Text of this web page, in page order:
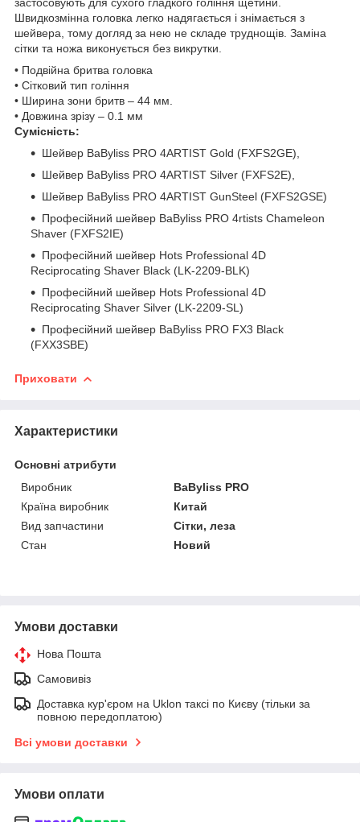
Швидкозмінна головка легко надягається і знімається з
шейвера, тому догляд за нею не складе труднощів. Заміна
сітки та ножа виконується без викрутки.
• Подвійна бритва головка
• Сітковий тип гоління
• Ширина зони бритв – 44 мм.
• Довжина зрізу – 0.1 мм
Сумісність:
Шейвер BaByliss PRO 4ARTIST Gold (FXFS2GE),
Шейвер BaByliss PRO 4ARTIST Silver (FXFS2E),
Шейвер BaByliss PRO 4ARTIST GunSteel (FXFS2GSE)
Професійний шейвер BaByliss PRO 4rtists Chameleon
Shaver (FXFS2IE)
Професійний шейвер Hots Professional 4D
Reciprocating Shaver Black (LK-2209-BLK)
Професійний шейвер Hots Professional 4D
Reciprocating Shaver Silver (LK-2209-SL)
Професійний шейвер BaByliss PRO FX3 Black
(FXX3SBE)
Приховати
Характеристики
Основні атрибути
Виробник
BaByliss PRO
Країна виробник
Китай
Вид запчастини
Сітки, леза
Стан
Новий
Умови доставки
Нова Пошта
Самовивіз
Доставка кур'єром на Uklon таксі по Києву (тільки за
повною передоплатою)
Всі умови доставки
Умови оплати